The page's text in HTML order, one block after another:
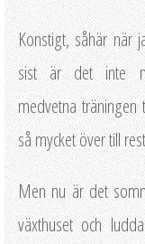
Konstigt, såhär när
sist är det inte
medvetna
så mycket över till
Men nu är det
växthuset och